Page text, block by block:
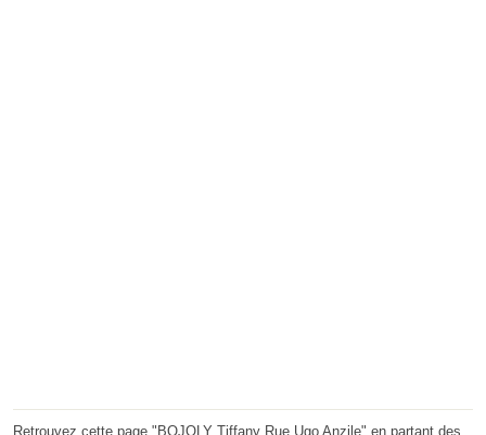
Retrouvez cette page "BOJOLY Tiffany Rue Ugo Anzile" en partant des